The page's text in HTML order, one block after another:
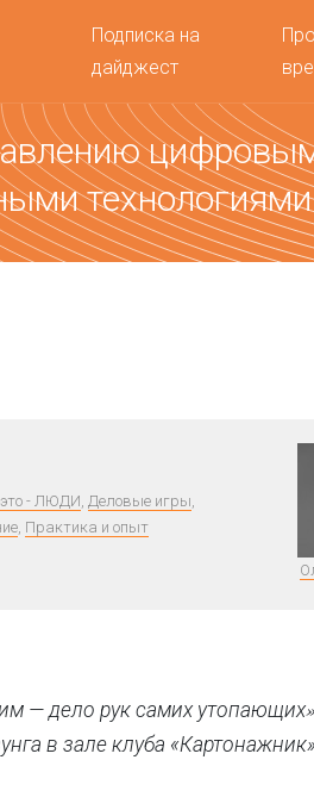
Подписка на
дайджест
технологиями
это - ЛЮДИ, Деловые игры,
, Практика и опыт
— дело рук самих утопающих»
в зале клуба «Картонажник»